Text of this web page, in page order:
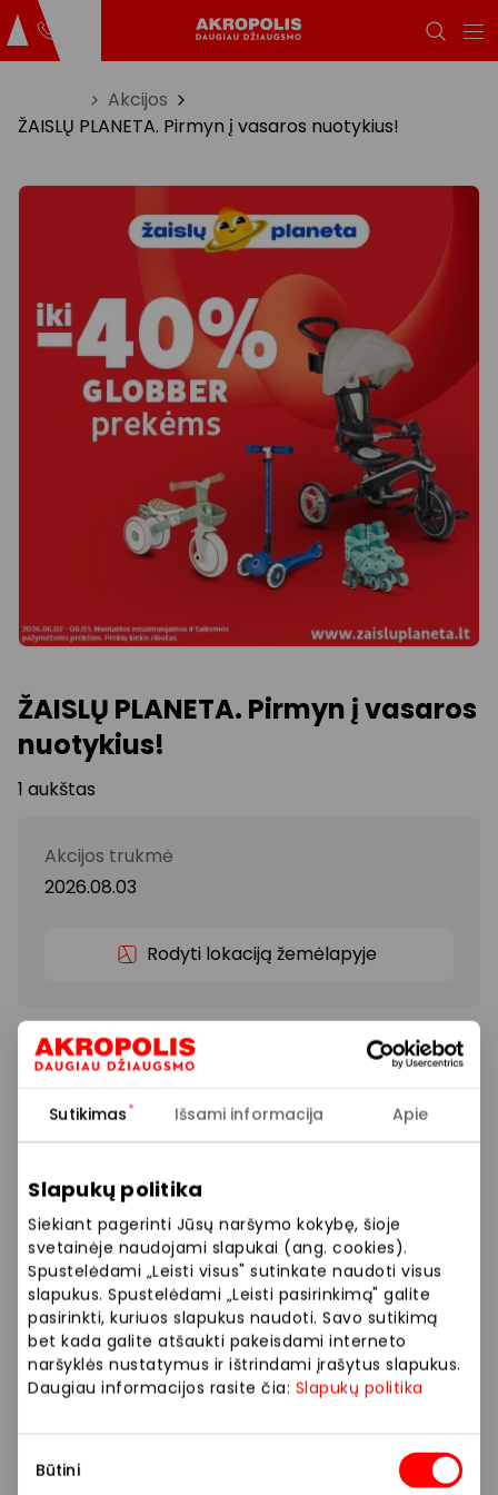
Sutikimas Išsami informacija Apie
Slapukų politika
Siekiant pagerinti Jūsų naršymo kokybę, šioje
svetainėje naudojami slapukai (ang. cookies).
Spustelėdami „Leisti visus" sutinkate naudoti visus
slapukus. Spustelėdami „Leisti pasirinkimą" galite
pasirinkti, kuriuos slapukus naudoti. Savo sutikimą
bet kada galite atšaukti pakeisdami interneto
naršyklės nustatymus ir ištrindami įrašytus slapukus.
Daugiau informacijos rasite čia: Slapukų politika
pasirinkimas
Būtini
Akcijos
ŽAISLŲ PLANETA. Pirmyn į vasaros nuotykius!
ŽAISLŲ PLANETA. Pirmyn į vasaros
nuotykius!
1 aukštas
Akcijos trukmė
2026.08.03
Rodyti lokaciją žemėlapyje
Daugiau greičio, laisvės ir dar daugiau smagių
akimirkų lauke! Iki -40 % GLOBBER prekėms! Atrask
paspirtukus, triratukus ir dar daugiau mūsų fizinėje
arba elektroninėje parduotuvėje!
Prekybos ir pramogų centre „AKROPOLIS“
veikiančios parduotuvės ir paslaugų teikėjai
savarankiškai nustato taikomas nuolaidas, jų
dydžius bei kitas aktualias sąlygas. Stengiamės
kuo tiksliau pateikti aktualią informaciją, tačiau,
jei kyla neatitikimų tarp mūsų tinklalapyje
pateiktos informacijos ir faktinės informacijos
parduotuvėje ar paslaugų teikimo vietoje, visada
parduotuvėje ar paslaugų teikimo vietoje. Visais
klausimais, susijusiais su konkrečiomis